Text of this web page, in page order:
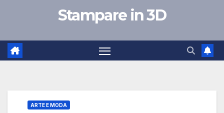
Stampare in 3D
ARTE E MODA